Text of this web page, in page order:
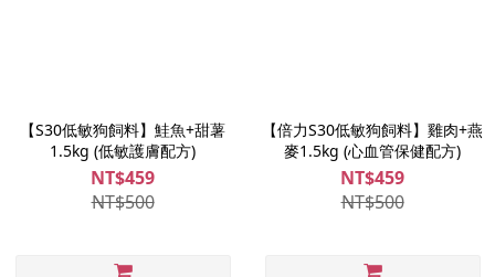
【S30低敏狗飼料】鮭魚+甜薯
1.5kg (低敏護膚配方)
NT$459
NT$500
【倍力S30低敏狗飼料】雞肉+燕
麥1.5kg (心血管保健配方)
NT$459
NT$500